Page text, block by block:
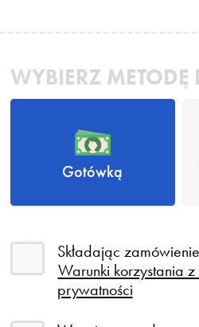
WYBIERZ METODĘ
Gotówką
Składając
Warunki korzystania z
prywatności